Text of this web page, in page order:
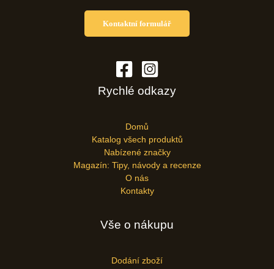
Kontaktní formulář
Rychlé odkazy
Domů
Katalog všech produktů
Nabízené značky
Magazín: Tipy, návody a recenze
O nás
Kontakty
Vše o nákupu
Dodání zboží